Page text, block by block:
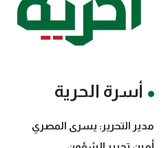
أسرة الحرية
مدير التحرير: يسرى المصري